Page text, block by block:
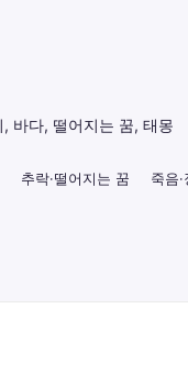
추락·떨어지는 꿈 죽음